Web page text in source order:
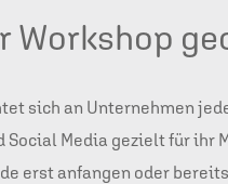
Workshop
sich an Unternehmen
Social Media gezielt für ihr
erst anfangen oder